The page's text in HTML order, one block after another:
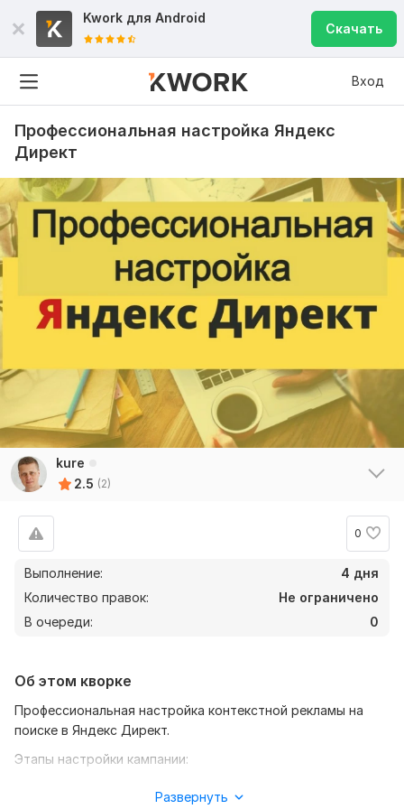
Kwork для Android
Скачать
Вход
Профессиональная настройка Яндекс
Директ
kure
2.5 (2)
0
Выполнение:
4 дня
Количество правок:
Не ограничено
В очереди:
0
Об этом кворке
Профессиональная настройка контекстной рекламы на
поиске в Яндекс Директ.
Этапы настройки кампании:
Развернуть